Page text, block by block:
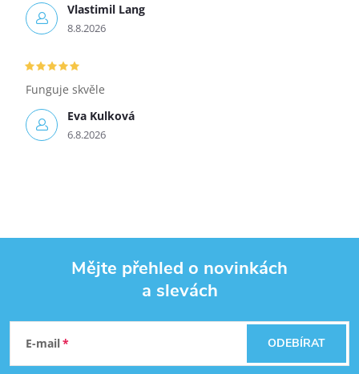
Vlastimil Lang
8.8.2026
Eva Kulková
6.8.2026
Funguje skvěle
Mějte přehled o novinkách
a slevách
E-mail ODEBÍRAT